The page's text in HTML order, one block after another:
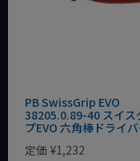
PB SwissGrip EVO
38205.0.89-40 スイス
プEVO 六角棒ドライ
定価 ¥1,232